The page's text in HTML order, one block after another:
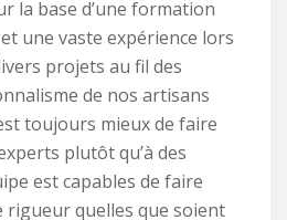
la base d’une formation
une vaste expérience lors
projets au fil des
de nos artisans
toujours mieux de faire
plutôt qu’à des
est capables de faire
rigueur quelles que soient